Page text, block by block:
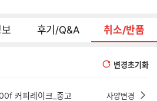
후기/Q&A 취소/반품
변경초기화
커피레이크_중고 사양변경